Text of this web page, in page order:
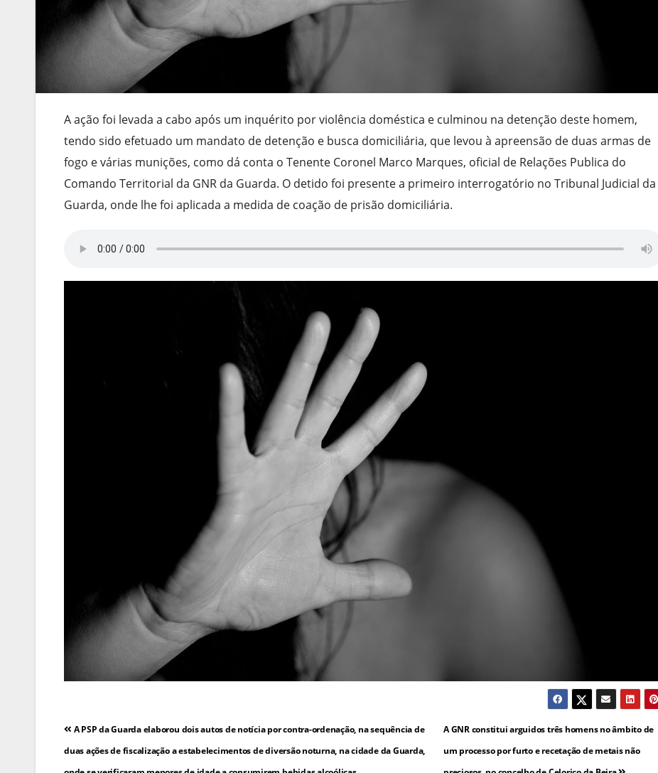
A ação foi levada a cabo após um inquérito por violência doméstica e culminou na detenção deste homem,
tendo sido efetuado um mandato de detenção e busca domiciliária, que levou à apreensão de duas armas de
fogo e várias munições, como dá conta o Tenente Coronel Marco Marques, oficial de Relações Publica do
Comando Territorial da GNR da Guarda. O detido foi presente a primeiro interrogatório no Tribunal Judicial da
Guarda, onde lhe foi aplicada a medida de coação de prisão domiciliária.
Navegação
de
A GNR constitui arguidos três homens no âmbito de
um processo por furto e recetação de metais não
A PSP da Guarda elaborou dois autos de notícia por contra-ordenação, na sequência de
duas ações de fiscalização a estabelecimentos de diversão noturna, na cidade da Guarda,